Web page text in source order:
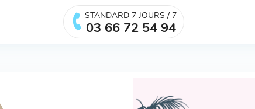
STANDARD 7 JOURS / 7
03 66 72 54 94